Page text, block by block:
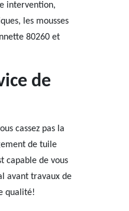
intervention,
les mousses
80260 et
de
cassez pas la
de tuile
capable de vous
avant travaux de
qualité!